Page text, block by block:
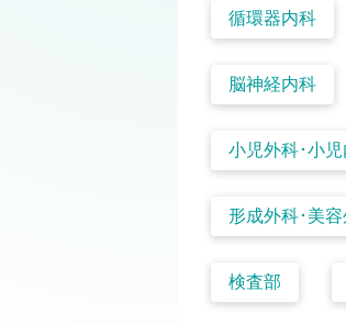
循環器内科
脳神経内科
小児外科･小
形成外科･美
検査部